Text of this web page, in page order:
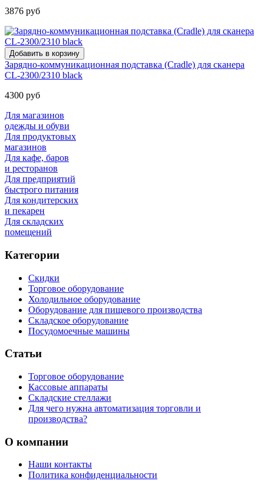
3876 руб
Зарядно-коммуникационная подставка (Cradle) для сканера
CL-2300/2310 black
4300 руб
Для магазинов
одежды и обуви
Для продуктовых
магазинов
Для кафе, баров
и ресторанов
Для предприятий
быстрого питания
Для кондитерских
и пекарен
Для складских
помещений
Категории
Скидки
Торговое оборудование
Холодильное оборудование
Оборудование для пищевого производства
Складское оборудование
Посудомоечные машины
Статьи
Торговое оборудование
Кассовые аппараты
Складские стеллажи
Для чего нужна автоматизация торговли и
производства?
О компании
Наши контакты
Политика конфиденциальности